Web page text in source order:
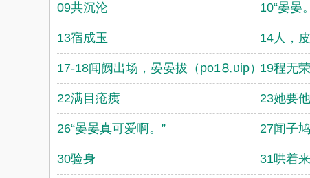
09共沉沦 10“晏晏
13宿成玉 14人，
17-18闻阙出场，晏晏拔（po1⒏υip）19程无荣
22满目疮痍 23她要
26“晏晏真可爱啊。” 27闻子鸠
30验身 31哄着来